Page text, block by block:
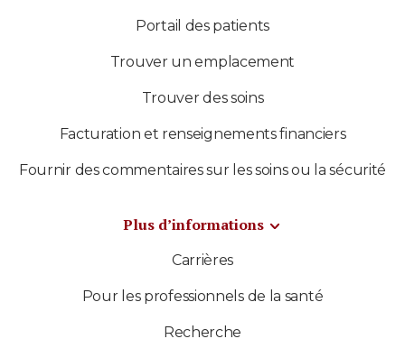
Portail des patients
Trouver un emplacement
Trouver des soins
Facturation et renseignements financiers
Fournir des commentaires sur les soins ou la sécurité
Plus d’informations
Carrières
Pour les professionnels de la santé
Recherche